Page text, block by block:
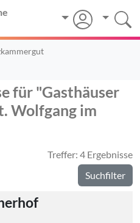
für "Gasthäuser
Wolfgang im
Treffer: 4 Ergebnisse
Suchfilter